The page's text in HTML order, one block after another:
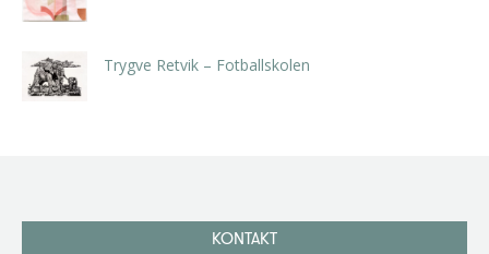
Trygve Retvik – Fotballskolen
KONTAKT